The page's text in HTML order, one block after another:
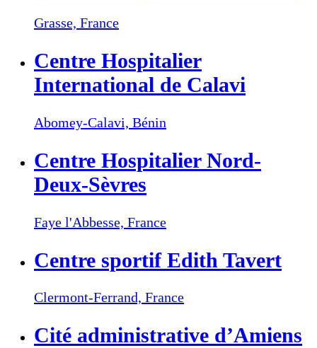
Grasse, France
Centre Hospitalier
International de Calavi
Abomey-Calavi, Bénin
Centre Hospitalier Nord-
Deux-Sèvres
Faye l'Abbesse, France
Centre sportif Edith Tavert
Clermont-Ferrand, France
Cité administrative d’Amiens